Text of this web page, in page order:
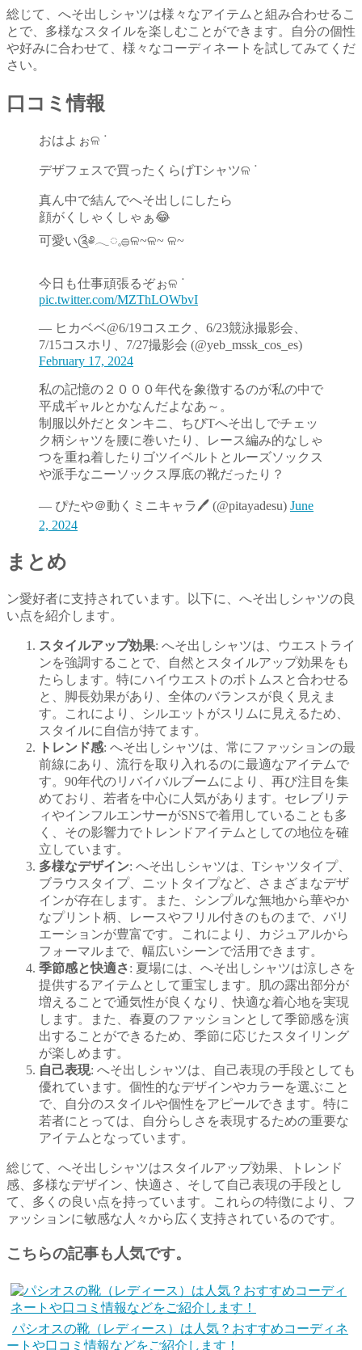
総じて、へそ出しシャツは様々なアイテムと組み合わせるこ
とで、多様なスタイルを楽しむことができます。自分の個性
や好みに合わせて、様々なコーディネートを試してみてくだ
さい。
口コミ情報
おはよぉଳ ᐝ
デザフェスで買ったくらげTシャツଳ ᐝ
真ん中で結んでへそ出しにしたら
顔がくしゃくしゃぁ😂
可愛い༊༅𓂃◌𓈒𓐍ଳ~ଳ~ ଳ~
今日も仕事頑張るぞぉଳ ᐝ
pic.twitter.com/MZThLOWbvI
— ヒカベベ@6/19コスエク、6/23競泳撮影会、
7/15コスホリ、7/27撮影会 (@yeb_mssk_cos_es)
February 17, 2024
私の記憶の２０００年代を象徴するのが私の中で
平成ギャルとかなんだよなあ～。
制服以外だとタンキニ、ちびTへそ出しでチェッ
ク柄シャツを腰に巻いたり、レース編み的なしゃ
つを重ね着したりゴツイベルトとルーズソックス
や派手なニーソックス厚底の靴だったり？
— ぴたや＠動くミニキャラ🖊 (@pitayadesu) June
2, 2024
まとめ
ン愛好者に支持されています。以下に、へそ出しシャツの良
い点を紹介します。
スタイルアップ効果: へそ出しシャツは、ウエストライ
ンを強調することで、自然とスタイルアップ効果をも
たらします。特にハイウエストのボトムスと合わせる
と、脚長効果があり、全体のバランスが良く見えま
す。これにより、シルエットがスリムに見えるため、
スタイルに自信が持てます。
トレンド感: へそ出しシャツは、常にファッションの最
前線にあり、流行を取り入れるのに最適なアイテムで
す。90年代のリバイバルブームにより、再び注目を集
めており、若者を中心に人気があります。セレブリテ
ィやインフルエンサーがSNSで着用していることも多
く、その影響力でトレンドアイテムとしての地位を確
立しています。
多様なデザイン: へそ出しシャツは、Tシャツタイプ、
ブラウスタイプ、ニットタイプなど、さまざまなデザ
インが存在します。また、シンプルな無地から華やか
なプリント柄、レースやフリル付きのものまで、バリ
エーションが豊富です。これにより、カジュアルから
フォーマルまで、幅広いシーンで活用できます。
季節感と快適さ: 夏場には、へそ出しシャツは涼しさを
提供するアイテムとして重宝します。肌の露出部分が
増えることで通気性が良くなり、快適な着心地を実現
します。また、春夏のファッションとして季節感を演
出することができるため、季節に応じたスタイリング
が楽しめます。
自己表現: へそ出しシャツは、自己表現の手段としても
優れています。個性的なデザインやカラーを選ぶこと
で、自分のスタイルや個性をアピールできます。特に
若者にとっては、自分らしさを表現するための重要な
アイテムとなっています。
総じて、へそ出しシャツはスタイルアップ効果、トレンド
感、多様なデザイン、快適さ、そして自己表現の手段とし
て、多くの良い点を持っています。これらの特徴により、フ
ァッションに敏感な人々から広く支持されているのです。
こちらの記事も人気です。
パシオスの靴（レディース）は人気？おすすめコーディネ
ートや口コミ情報などをご紹介します！